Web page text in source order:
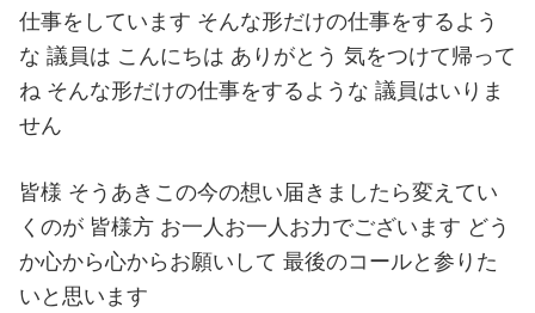
仕事をしています そんな形だけの仕事をするよう
な 議員は こんにちは ありがとう 気をつけて帰って
ね そんな形だけの仕事をするような 議員はいりま
せん
皆様 そうあきこの今の想い届きましたら変えてい
くのが 皆様方 お一人お一人お力でございます どう
か心から心からお願いして 最後のコールと参りた
いと思います